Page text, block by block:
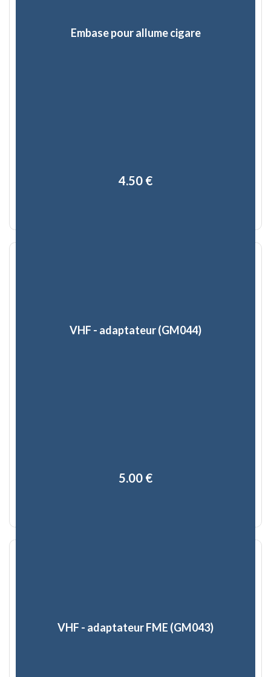
Embase pour allume cigare
4,50 €
VHF - adaptateur (GM044)
5,00 €
VHF - adaptateur FME (GM043)